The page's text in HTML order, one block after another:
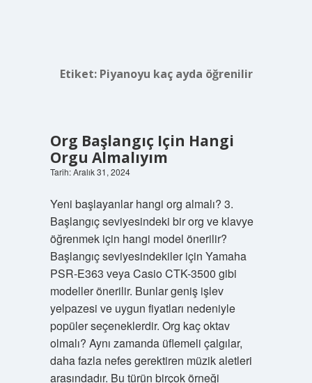
Etiket: Piyanoyu kaç ayda öğrenilir
Org Başlangıç Için Hangi
Orgu Almalıyım
Tarih: Aralık 31, 2024
Yeni başlayanlar hangi org almalı? 3.
Başlangıç ​​seviyesindeki bir org ve klavye
öğrenmek için hangi model önerilir?
Başlangıç ​​seviyesindekiler için Yamaha
PSR-E363 veya Casio CTK-3500 gibi
modeller önerilir. Bunlar geniş işlev
yelpazesi ve uygun fiyatları nedeniyle
popüler seçeneklerdir. Org kaç oktav
olmalı? Aynı zamanda üflemeli çalgılar,
daha fazla nefes gerektiren müzik aletleri
arasındadır. Bu türün birçok örneği